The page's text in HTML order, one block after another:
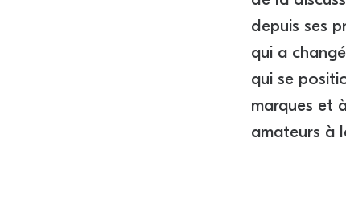
depuis ses
qui a
qui se
marques et
amateurs à